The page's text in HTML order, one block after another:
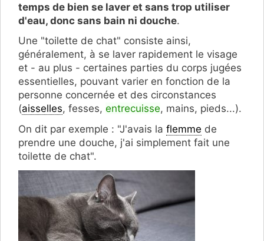
temps de bien se laver et sans trop utiliser
d'eau, donc sans bain ni douche.
Une "toilette de chat" consiste ainsi,
généralement, à se laver rapidement le visage
et - au plus - certaines parties du corps jugées
essentielles, pouvant varier en fonction de la
personne concernée et des circonstances
(aisselles, fesses, entrecuisse, mains, pieds...).
On dit par exemple : "J'avais la flemme de
prendre une douche, j'ai simplement fait une
toilette de chat".